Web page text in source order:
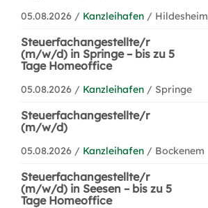
05.08.2026 / Kanzleihafen / Hildesheim
Steuerfachangestellte/r
(m/w/d) in Springe – bis zu 5
Tage Homeoffice
05.08.2026 / Kanzleihafen / Springe
Steuerfachangestellte/r
(m/w/d)
05.08.2026 / Kanzleihafen / Bockenem
Steuerfachangestellte/r
(m/w/d) in Seesen – bis zu 5
Tage Homeoffice